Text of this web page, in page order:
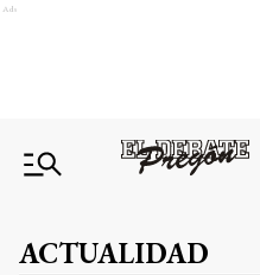
Ads
ACTUALIDAD